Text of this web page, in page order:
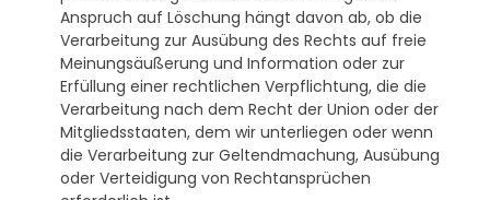
Anspruch auf Löschung hängt davon ab, ob die
Verarbeitung zur Ausübung des Rechts auf freie
Meinungsäußerung und Information oder zur
Erfüllung einer rechtlichen Verpflichtung, die die
Verarbeitung nach dem Recht der Union oder der
Mitgliedsstaaten, dem wir unterliegen oder wenn
die Verarbeitung zur Geltendmachung, Ausübung
oder Verteidigung von Rechtansprüchen